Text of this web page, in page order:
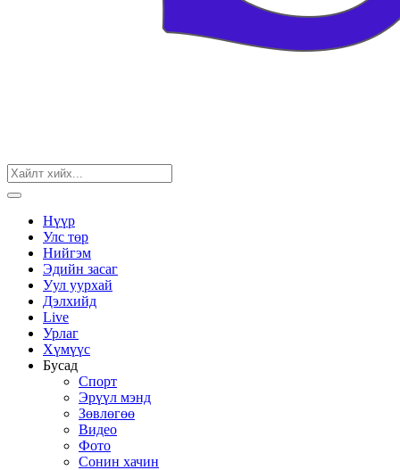
Нүүр
Улс төр
Нийгэм
Эдийн засаг
Уул уурхай
Дэлхийд
Live
Урлаг
Хүмүүс
Бусад
Спорт
Эрүүл мэнд
Зөвлөгөө
Видео
Фото
Сонин хачин